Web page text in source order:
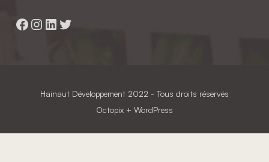
Facebook
Instagram
LinkedIn
Twitter
Hainaut Développement 2022 - Tous droits réservés
Octopix + WordPress